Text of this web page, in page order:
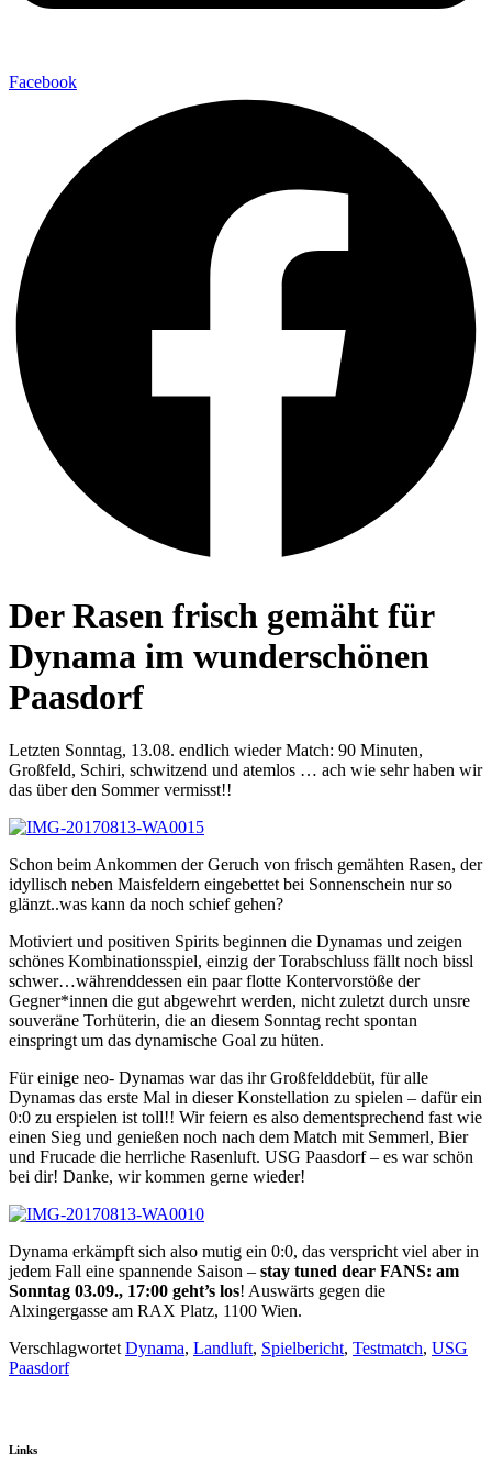
Facebook
Der Rasen frisch gemäht für
Dynama im wunderschönen
Paasdorf
Letzten Sonntag, 13.08. endlich wieder Match: 90 Minuten,
Großfeld, Schiri, schwitzend und atemlos … ach wie sehr haben wir
das über den Sommer vermisst!!
Schon beim Ankommen der Geruch von frisch gemähten Rasen, der
idyllisch neben Maisfeldern eingebettet bei Sonnenschein nur so
glänzt..was kann da noch schief gehen?
Motiviert und positiven Spirits beginnen die Dynamas und zeigen
schönes Kombinationsspiel, einzig der Torabschluss fällt noch bissl
schwer…währenddessen ein paar flotte Kontervorstöße der
Gegner*innen die gut abgewehrt werden, nicht zuletzt durch unsre
souveräne Torhüterin, die an diesem Sonntag recht spontan
einspringt um das dynamische Goal zu hüten.
Für einige neo- Dynamas war das ihr Großfelddebüt, für alle
Dynamas das erste Mal in dieser Konstellation zu spielen – dafür ein
0:0 zu erspielen ist toll!! Wir feiern es also dementsprechend fast wie
einen Sieg und genießen noch nach dem Match mit Semmerl, Bier
und Frucade die herrliche Rasenluft. USG Paasdorf – es war schön
bei dir! Danke, wir kommen gerne wieder!
Dynama erkämpft sich also mutig ein 0:0, das verspricht viel aber in
jedem Fall eine spannende Saison – stay tuned dear FANS: am
Sonntag 03.09., 17:00 geht’s los! Auswärts gegen die
Alxingergasse am RAX Platz, 1100 Wien.
Verschlagwortet Dynama, Landluft, Spielbericht, Testmatch, USG
Paasdorf
Links